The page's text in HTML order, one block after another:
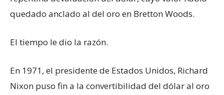
quedado anclado al del oro en Bretton Woods.
El tiempo le dio la razón.
En 1971, el presidente de Estados Unidos, Richard
Nixon puso fin a la convertibilidad del dólar al oro